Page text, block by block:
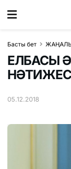
Басты бет
ЕЛБАСЫ
05.12.2018